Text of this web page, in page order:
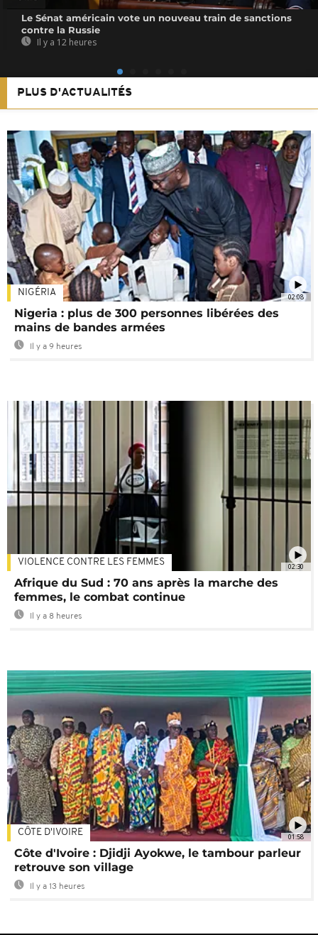
Le Sénat américain vote un nouveau train de sanctions
contre la Russie
Il y a 12 heures
PLUS D'ACTUALITÉS
02:08
NIGÉRIA
Nigeria : plus de 300 personnes libérées des
mains de bandes armées
Il y a 9 heures
02:30
VIOLENCE CONTRE LES FEMMES
Afrique du Sud : 70 ans après la marche des
femmes, le combat continue
Il y a 8 heures
01:58
CÔTE D'IVOIRE
Côte d'Ivoire : Djidji Ayokwe, le tambour parleur
retrouve son village
Il y a 13 heures